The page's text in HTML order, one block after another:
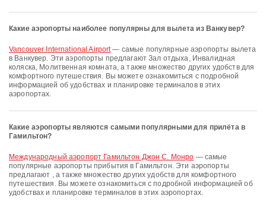
Какие аэропорты наиболее популярны для вылета из Ванкувер?
Vancouver International Airport— самые популярные аэропорты вылета
в Ванкувер. Эти аэропорты предлагают Зал отдыха, Инвалидная
коляска, Молитвенная комната, а также множество других удобств для
комфортного путешествия. Вы можете ознакомиться с подробной
информацией об удобствах и планировке терминалов в этих
аэропортах.
Какие аэропорты являются самыми популярными для прилёта в
Гамильтон?
Международный аэропорт Гамильтон Джон С. Монро — самые
популярные аэропорты прибытия в Гамильтон. Эти аэропорты
предлагают , а также множество других удобств для комфортного
путешествия. Вы можете ознакомиться с подробной информацией об
удобствах и планировке терминалов в этих аэропортах.